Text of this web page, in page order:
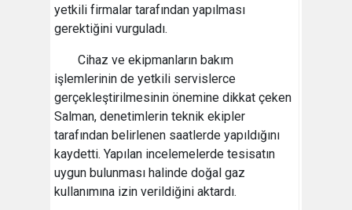
yetkili firmalar tarafından yapılması
gerektiğini vurguladı.
Cihaz ve ekipmanların bakım
işlemlerinin de yetkili servislerce
gerçekleştirilmesinin önemine dikkat çeken
Salman, denetimlerin teknik ekipler
tarafından belirlenen saatlerde yapıldığını
kaydetti. Yapılan incelemelerde tesisatın
uygun bulunması halinde doğal gaz
kullanımına izin verildiğini aktardı.